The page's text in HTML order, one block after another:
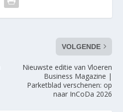
VOLGENDE
Nieuwste editie van Vloeren
Business Magazine |
Parketblad verschenen: op
naar InCoDa 2026